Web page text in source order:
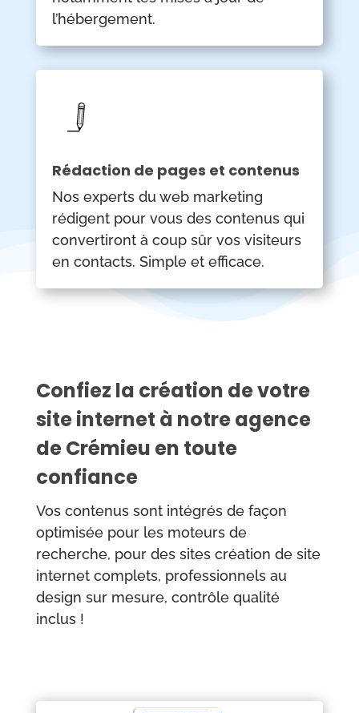
l’hébergement.
Rédaction de pages et contenus
Nos experts du web marketing
rédigent pour vous des contenus qui
convertiront à coup sûr vos visiteurs
en contacts. Simple et efficace.
Confiez la création de votre
site internet à notre agence
de Crémieu en toute
confiance
Vos contenus sont intégrés de façon
optimisée pour les moteurs de
recherche, pour des sites création de site
internet complets, professionnels au
design sur mesure, contrôle qualité
inclus !